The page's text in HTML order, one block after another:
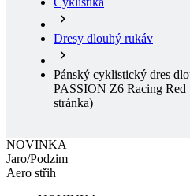
Pánský cyklistický dres
PASSION Z6 Racing Red
stránka)
NOVINKA
Jaro/Podzim
Aero střih
Jaro/Podzim
Aero střih
Doručení zdarma